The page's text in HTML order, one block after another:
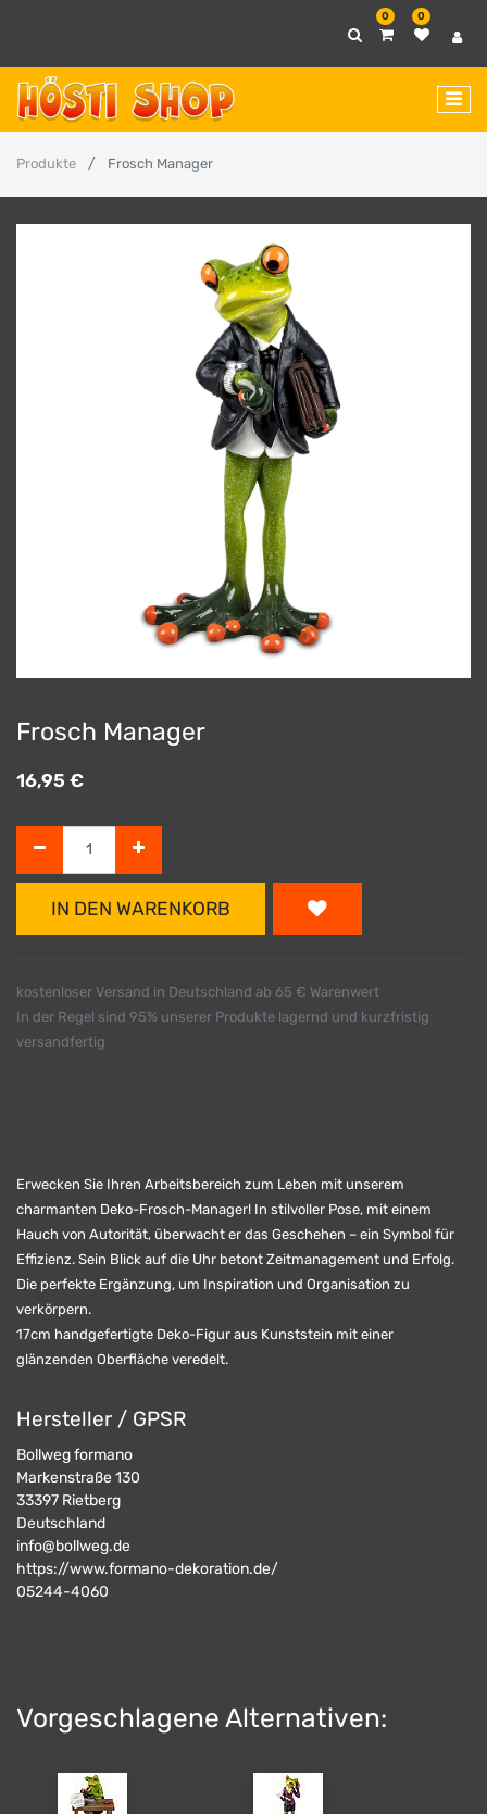
0 0
Produkte Frosch Manager
Frosch Manager
16,95 €
IN DEN WARENKORB
kostenloser Versand in Deutschland ab 65 € Warenwert
In der Regel sind 95% unserer Produkte lagernd und kurzfristig
versandfertig
Erwecken Sie Ihren Arbeitsbereich zum Leben mit unserem
charmanten Deko-Frosch-Manager! In stilvoller Pose, mit einem
Hauch von Autorität, überwacht er das Geschehen – ein Symbol für
Effizienz. Sein Blick auf die Uhr betont Zeitmanagement und Erfolg.
Die perfekte Ergänzung, um Inspiration und Organisation zu
verkörpern.
17cm handgefertigte Deko-Figur aus Kunststein mit einer
glänzenden Oberfläche veredelt.
Hersteller / GPSR
Bollweg formano
Markenstraße 130
33397 Rietberg
Deutschland
info@bollweg.de
https://www.formano-dekoration.de/
05244-4060
Vorgeschlagene Alternativen: